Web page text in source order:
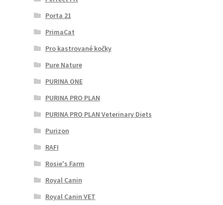
Porta 21
PrimaCat
Pro kastrované kočky
Pure Nature
PURINA ONE
PURINA PRO PLAN
PURINA PRO PLAN Veterinary Diets
Purizon
RAFI
Rosie's Farm
Royal Canin
Royal Canin VET